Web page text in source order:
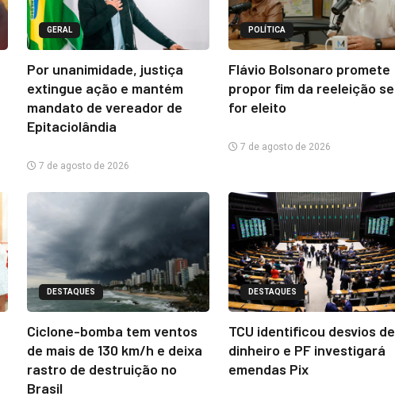
GERAL
Por unanimidade, justiça
extingue ação e mantém
mandato de vereador de
Epitaciolândia
7 de agosto de 2026
POLÍTICA
Flávio Bolsonaro promete
propor fim da reeleição se
for eleito
7 de agosto de 2026
DESTAQUES
Ciclone-bomba tem ventos
de mais de 130 km/h e deixa
rastro de destruição no
Brasil
DESTAQUES
TCU identificou desvios de
dinheiro e PF investigará
emendas Pix